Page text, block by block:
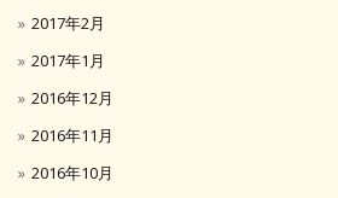
2017年2月
2017年1月
2016年12月
2016年11月
2016年10月